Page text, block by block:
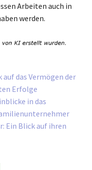
Arbeiten auch in
werden.
das Vermögen der
Erfolge
in das
Ein Blick auf ihren